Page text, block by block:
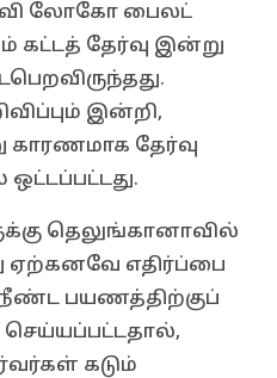
லோகோ பைலட்
கட்டத் தேர்வு இன்று
இன்றி,
காரணமாக தேர்வு
தெலுங்கானாவில்
எதிர்ப்பை
நீண்ட பயணத்திற்குப்
செய்யப்பட்டதால்,
கடும்